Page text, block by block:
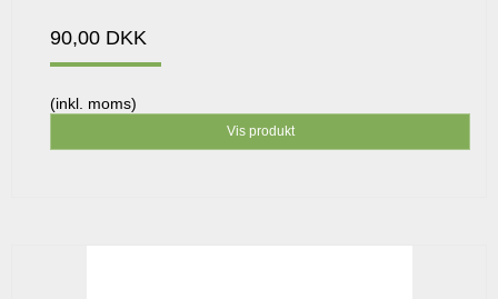
90,00 DKK
(inkl. moms)
Vis produkt